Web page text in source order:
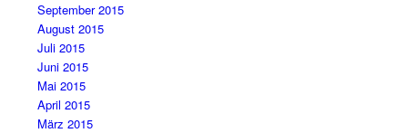
September 2015
August 2015
Juli 2015
Juni 2015
Mai 2015
April 2015
März 2015